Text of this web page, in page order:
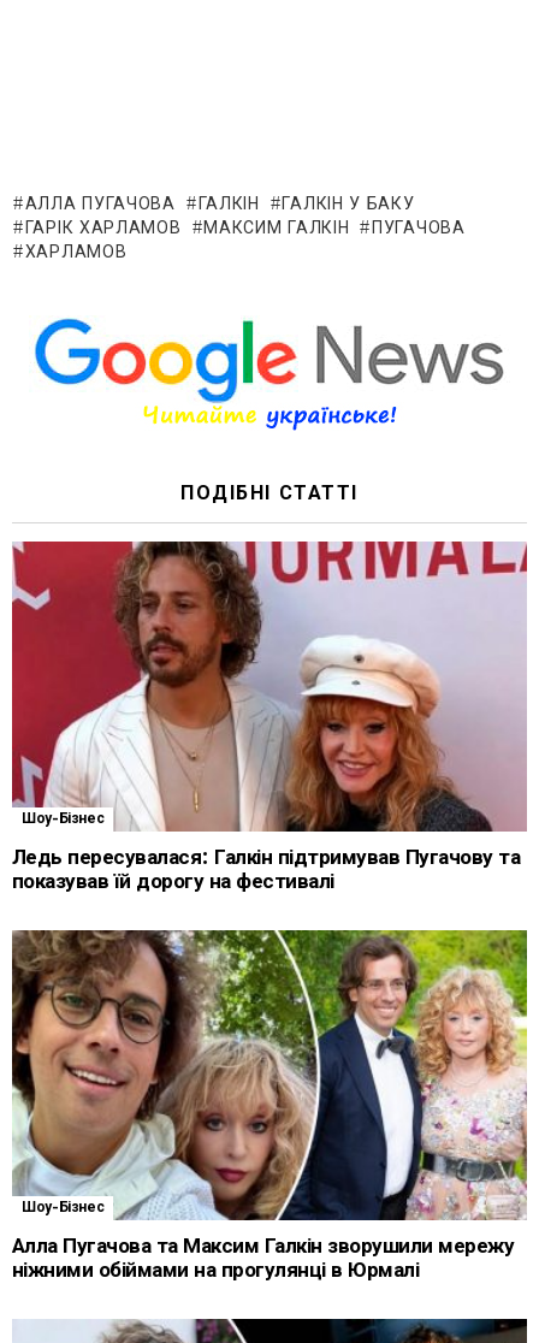
АЛЛА ПУГАЧОВА ГАЛКІН
ГАЛКІН У БАКУ
ГАРІК ХАРЛАМОВ
МАКСИМ ГАЛКІН
ПУГАЧОВА
ХАРЛАМОВ
ПОДІБНІ СТАТТІ
Шоу-Бізнес
Ледь пересувалася: Галкін підтримував Пугачову та
показував їй дорогу на фестивалі
Шоу-Бізнес
Алла Пугачова та Максим Галкін зворушили мережу
ніжними обіймами на прогулянці в Юрмалі